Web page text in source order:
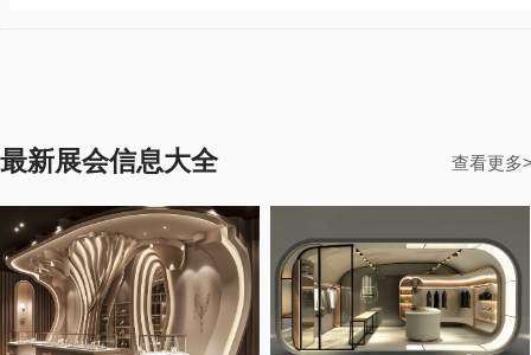
最新展会信息大全 查看更多